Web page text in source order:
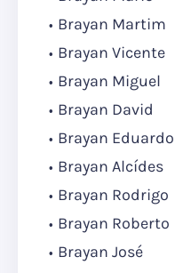
Brayan Martim
Brayan Vicente
Brayan Miguel
Brayan David
Brayan Eduardo
Brayan Alcídes
Brayan Rodrigo
Brayan Roberto
Brayan José